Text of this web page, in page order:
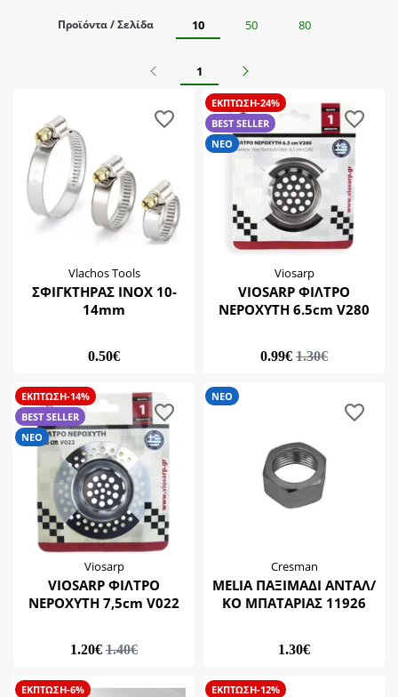
Μελί
Durostick
Viosarp
Vlachos Tools
Wadfow
Κατάσταση
0-10
0-20
20-40
Υλικό Εφαρμογής
Μέταλλο
Ξύλο
Υποκατηγορίες
Ατσαλίνα
Εργαλεία Χειρός
Μπαταρία
Σφιγκτήρας
Τηλέφωνο
Φίλτρα Βρύσης & Προστατευτικά
Προϊόντα / Σελίδα 10 50 80
Προηγούμενο
1 Επόμενο
Vlachos Tools
ΣΦΙΓΚΤΗΡΑΣ ΙΝΟΧ 10-
14mm
0.50€
ΕΚΠΤΩΣΗ-24%
BEST SELLER
ΝΕΟ
Viosarp
VIOSARP ΦΙΛΤΡΟ
ΝΕΡΟΧΥΤΗ 6.5cm V280
0.99€ 1.30€
ΕΚΠΤΩΣΗ-14%
BEST SELLER
ΝΕΟ
Viosarp
VIOSARP ΦΙΛΤΡΟ
ΝΕΡΟΧΥΤΗ 7,5cm V022
1.20€ 1.40€
ΝΕΟ
Cresman
MELIA ΠΑΞΙΜΑΔΙ ΑΝΤΑΛ/
ΚΟ ΜΠΑΤΑΡΙΑΣ 11926
1.30€
ΕΚΠΤΩΣΗ-6%
ΕΚΠΤΩΣΗ-12%